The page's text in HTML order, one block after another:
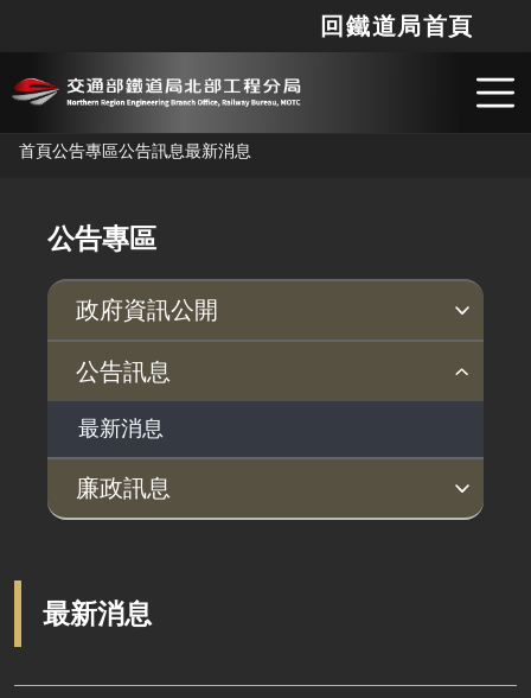
跳到主要內容
回鐵道局首頁
首頁公告專區公告訊息最新消息
公告專區
政府資訊公開
行政指導有關文書
支付或接受補助
個人資料保護專區
公告訊息
最新消息
廉政訊息
最新消息